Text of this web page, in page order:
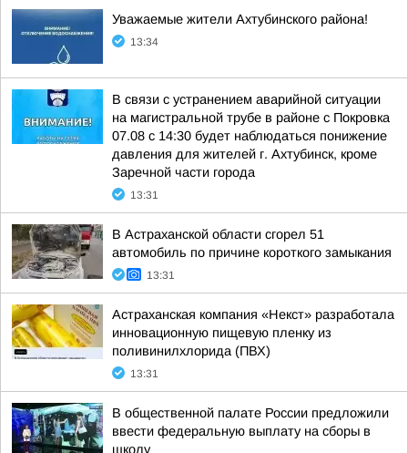
Уважаемые жители Ахтубинского района!
13:34
В связи с устранением аварийной ситуации
на магистральной трубе в районе с Покровка
07.08 с 14:30 будет наблюдаться понижение
давления для жителей г. Ахтубинск, кроме
Заречной части города
13:31
В Астраханской области сгорел 51
автомобиль по причине короткого замыкания
13:31
Астраханская компания «Некст» разработала
инновационную пищевую пленку из
поливинилхлорида (ПВХ)
13:31
В общественной палате России предложили
ввести федеральную выплату на сборы в
школу